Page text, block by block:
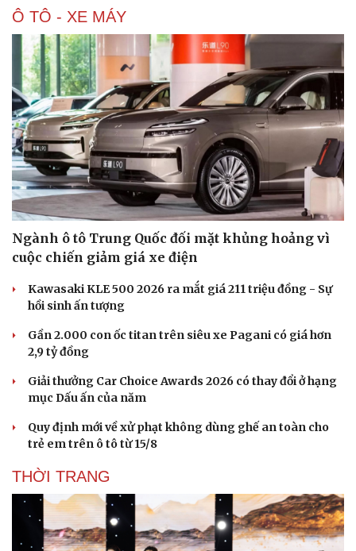
Doanh nghiệp
Thông tin doanh nghiệp
Doanh nghiệp 24h
Doanh nhân
Vì cộng đồng
Công nghệ
Sành điệu
Tin Công nghệ
Trải nghiệm
Chuyển đổi số
Ô TÔ - XE MÁY
Ngành ô tô Trung Quốc đối mặt khủng hoảng vì
cuộc chiến giảm giá xe điện
Kawasaki KLE 500 2026 ra mắt giá 211 triệu đồng - Sự
hồi sinh ấn tượng
Gần 2.000 con ốc titan trên siêu xe Pagani có giá hơn
2,9 tỷ đồng
Giải thưởng Car Choice Awards 2026 có thay đổi ở hạng
mục Dấu ấn của năm
Quy định mới về xử phạt không dùng ghế an toàn cho
trẻ em trên ô tô từ 15/8
THỜI TRANG